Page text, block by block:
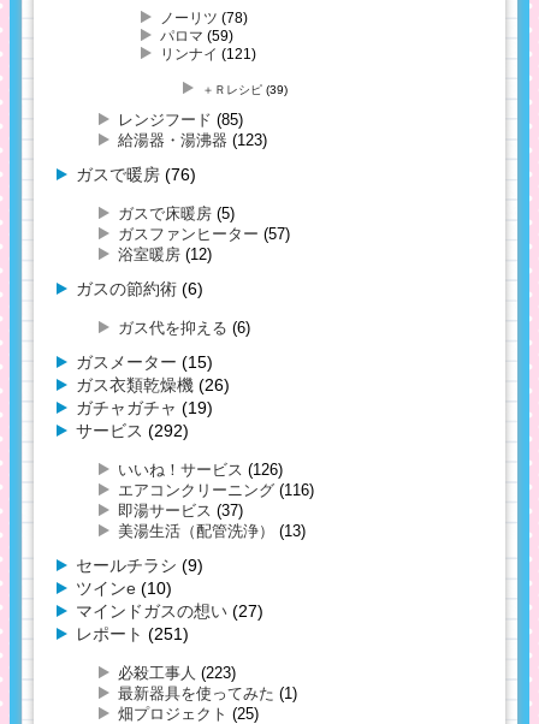
ノーリツ (78)
パロマ (59)
リンナイ (121)
＋Ｒレシピ (39)
レンジフード (85)
給湯器・湯沸器 (123)
ガスで暖房 (76)
ガスで床暖房 (5)
ガスファンヒーター (57)
浴室暖房 (12)
ガスの節約術 (6)
ガス代を抑える (6)
ガスメーター (15)
ガス衣類乾燥機 (26)
ガチャガチャ (19)
サービス (292)
いいね！サービス (126)
エアコンクリーニング (116)
即湯サービス (37)
美湯生活（配管洗浄）
(13)
セールチラシ (9)
ツインe (10)
マインドガスの想い (27)
レポート (251)
必殺工事人 (223)
最新器具を使ってみた (1)
畑プロジェクト (25)